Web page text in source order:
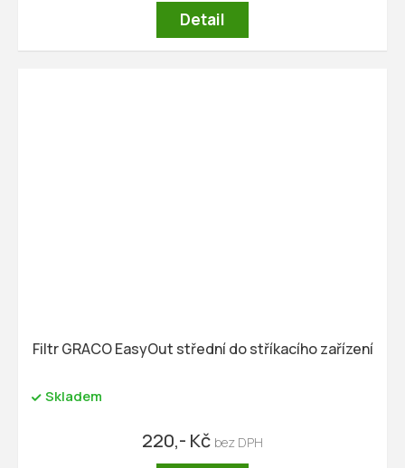
Detail
Filtr GRACO EasyOut střední do stříkacího zařízení
Skladem
220,- Kč